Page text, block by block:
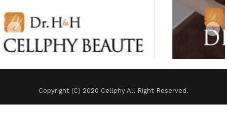
Copyright (C) 2020 Cellphy All Right Reserved.